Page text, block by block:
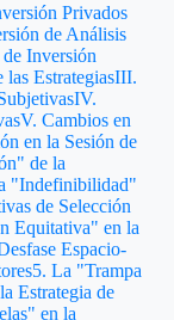
Privados
de Análisis
Inversión
EstrategiasIII.
IV.
V. Cambios en
en la Sesión de
de la
"Indefinibilidad"
de Selección
Equitativa" en la
Espacio-
5. La "Trampa
Estrategia de
en la